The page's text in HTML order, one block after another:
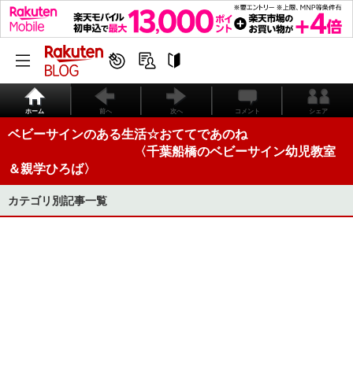
ホーム 前へ 次へ コメント シェア
ベビーサインのある生活☆おててであのね
〈千葉船橋のベビーサイン幼児教室
＆親学ひろば〉
カテゴリ別記事一覧